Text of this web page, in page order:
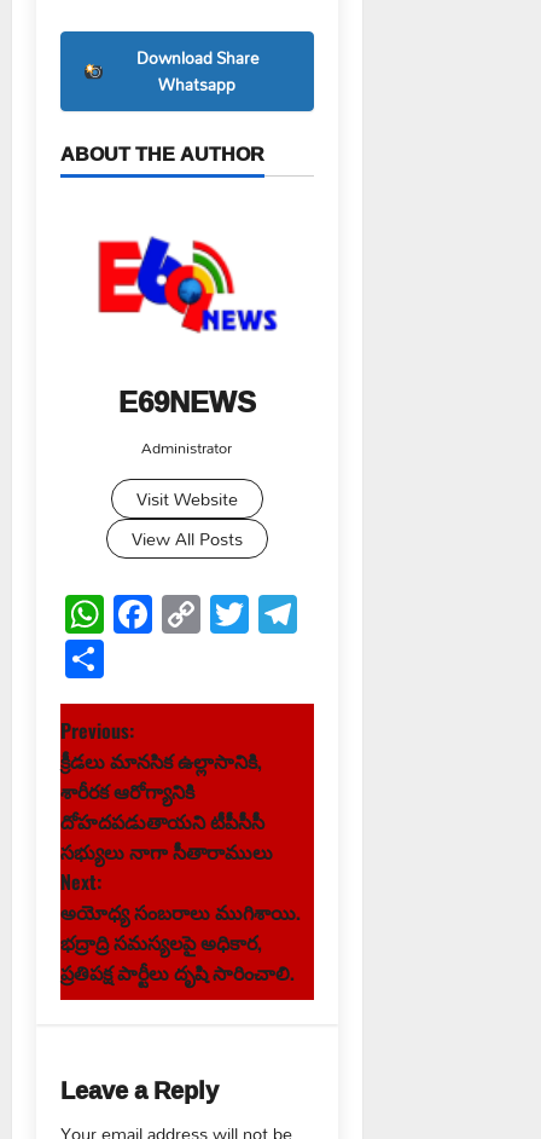
Download Share
Whatsapp
ABOUT THE AUTHOR
E69NEWS
Administrator
Visit Website
View All Posts
WhatsApp
Facebook
Copy
Link
Twitter
P
o
s
t
n
a
i
Previous:
క్రీడలు మానసిక ఉల్లాసానికి,
శారీరక ఆరోగ్యానికి
దోహదపడుతాయని టీపీసీసీ
సభ్యులు నాగా సీతారాములు
Next:
అయోధ్య సంబరాలు ముగిశాయి.
భద్రాద్రి సమస్యలపై అధికార,
ప్రతిపక్ష పార్టీలు దృషి సారించాలి.
Leave a Reply